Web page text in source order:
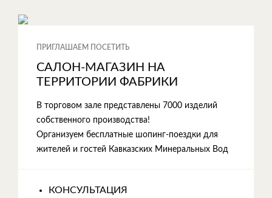
ПРИГЛАШАЕМ ПОСЕТИТЬ
САЛОН-МАГАЗИН НА
ТЕРРИТОРИИ ФАБРИКИ
В торговом зале представлены 7000 изделий
собственного производства!
Организуем бесплатные шопинг-поездки для
жителей и гостей Кавказских Минеральных Вод
КОНСУЛЬТАЦИЯ